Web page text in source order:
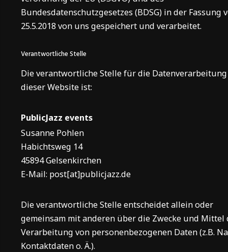
Bundesdatenschutzgesetzes (BDSG) in der Fassung
25.5.2018 von uns gespeichert und verarbeitet.
Verantwortliche Stelle
Die verantwortliche Stelle für die
dieser Website ist:
PublicJazz events
Susanne Pohlen
Habichtsweg 14
45894 Gelsenkirchen
E-Mail: post[at]publicjazz.de
Die verantwortliche Stelle entscheidet allein oder
gemeinsam mit anderen über die Zwecke und Mittel
Verarbeitung von personenbezogenen Daten (z.B.
Kontaktdaten o. Ä.).